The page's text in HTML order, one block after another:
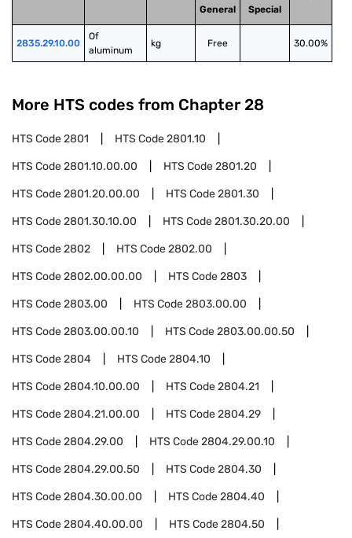
General
Special
2835.29.10.00
Of
aluminum
kg Free 30.00%
More HTS codes from Chapter 28
HTS Code2801 HTS Code2801.10
HTS Code2801.10.00.00 HTS Code2801.20
HTS Code2801.20.00.00 HTS Code2801.30
HTS Code2801.30.10.00 HTS Code2801.30.20.00
HTS Code2802 HTS Code2802.00
HTS Code2802.00.00.00 HTS Code2803
HTS Code2803.00 HTS Code2803.00.00
HTS Code2803.00.00.10 HTS Code2803.00.00.50
HTS Code2804 HTS Code2804.10
HTS Code2804.10.00.00 HTS Code2804.21
HTS Code2804.21.00.00 HTS Code2804.29
HTS Code2804.29.00 HTS Code2804.29.00.10
HTS Code2804.29.00.50 HTS Code2804.30
HTS Code2804.30.00.00 HTS Code2804.40
HTS Code2804.40.00.00 HTS Code2804.50